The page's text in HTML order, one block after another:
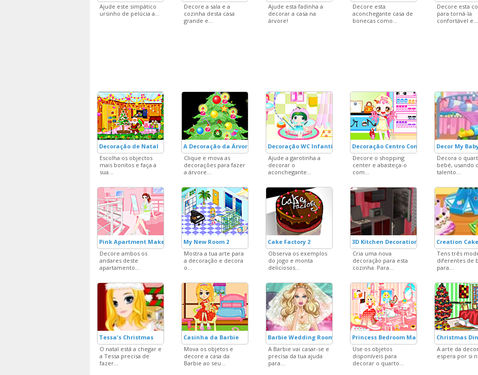
Ajude este simpático
ursinho de pelúcia a...
Decore a sala e a
cozinha desta casa
grande e...
Ajude esta fadinha a
decorar a casa na
árvore!
Decore esta
aconchegante casa de
bonecas como...
Decore esta
para torná-la
confortável e...
Decoração de Natal
Escolha os objectos
mais bonitos e faça a
sua...
A Decoração da Árvore de Natal
Clique e mova as
decorações para fazer
a árvore...
Decoração WC Infantil
Ajude a garotinha a
decorar o
aconchegante...
Decoração Centro Comercial
Decore o shopping
center e abasteça-o
com...
Decor My
Decora o
bebé, usando
talento...
Pink Apartment Make Over 2
Decore ambos os
andares deste
apartamento...
My New Room 2
Mostra a tua arte para
a decoração e decora
o...
Cake Factory 2
Observa os exemplos
do jogo e monta
deliciosos...
3D Kitchen Decoration
Cria uma nova
decoração para esta
cozinha. Para...
Creation Cake
Tens três
diferentes de
para...
Tessa's Christmas
O natal está a chegar e
a Tessa precisa de
fazer...
Casinha da Barbie
Mova os objetos e
decore a casa da
Barbie ao seu...
Barbie Wedding Room
A Barbie vai casar-se e
precisa da tua ajuda
para...
Princess Bedroom Make Over
Use os objetos
disponíveis para
decorar o quarto...
Christmas
A arte da
espera por si